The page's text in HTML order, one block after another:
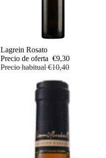
Oferta
Lagrein Rosato
Precio de oferta €9,30
Precio habitual€10,40